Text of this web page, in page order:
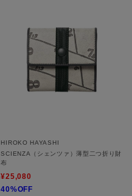
HIROKO HAYASHI
SCIENZA（シェンツァ）薄型二つ折り財
布
¥25,080
40%OFF